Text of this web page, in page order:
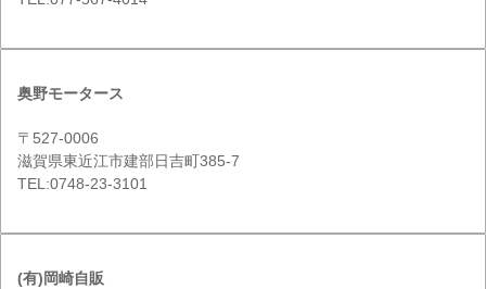
奥野モータース
〒527-0006
滋賀県東近江市建部日吉町385-7
TEL:0748-23-3101
(有)岡崎自販